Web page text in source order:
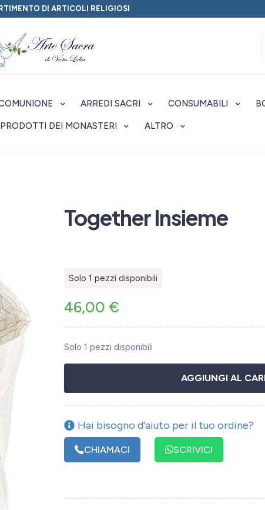
DI ARTICOLI RELIGIOSI
ARREDI SACRI CONSUMABILI
PRODOTTI DEI MONASTERI ALTRO
Together Insieme
Solo 1 pezzi disponibili
46,00 €
Solo 1 pezzi disponibili
AGGIUNGI AL
Hai bisogno d'aiuto per il tuo ordine?
CHIAMACI SCRIVICI